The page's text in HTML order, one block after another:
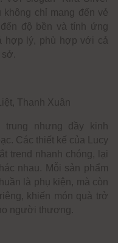
không chỉ mang đến vẻ
độ bền và tính ứng
hợp lý, phù hợp với cả
sở.
Thanh Xuân
trung nhưng đầy kinh
Các thiết kế của Lucy
trend nhanh chóng, lại
nhau. Mỗi sản phẩm
là phụ kiện, mà còn
khiến món quà trở
người thương.